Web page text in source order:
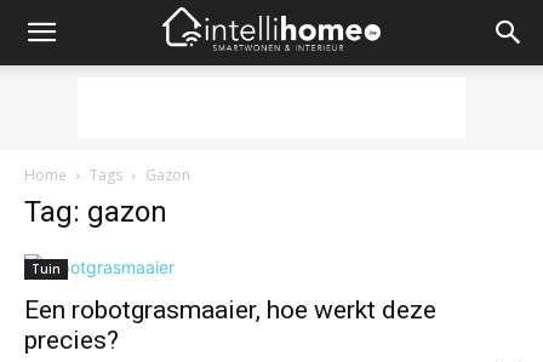
Home Tags Gazon
Tag: gazon
Tuin
Een robotgrasmaaier, hoe werkt deze
precies?